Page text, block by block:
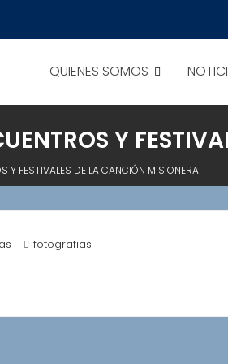
QUIENES SOMOS
Y
Y FESTIVALES DE LA CANCIÓN MISIONERA
fotografias